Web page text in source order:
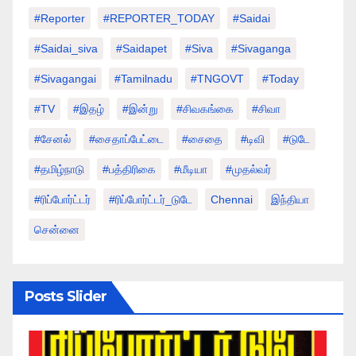
#Reporter #REPORTER_TODAY #saidai
#saidai_siva #saidapet #Siva #Sivaganga
#sivagangai #tamilnadu #TNGOVT #today
#TV #இதழ் #இன்று #சிவகங்கை #சிவா
#சேனல் #சைதாப்பேட்டை #சைதை #டிவி #டுடே
#தமிழ்நாடு #பத்திரிகை #மீடியா #முதல்வர்
#ரிப்போர்ட்டர் #ரிப்போர்ட்டர்_டுடே Chennai இந்தியா
சென்னை
Posts Slider